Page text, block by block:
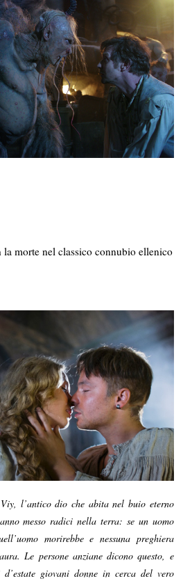
la morte nel classico connubio ellenico
l’antico dio che abita nel buio eterno
messo radici nella terra: se un uomo
morirebbe e nessuna preghiera
Le persone anziane dicono questo, e
giovani donne in cerca del vero